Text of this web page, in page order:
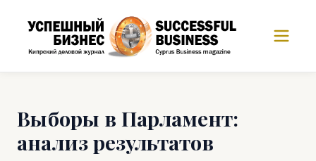
Выборы в Парламент:
анализ результатов